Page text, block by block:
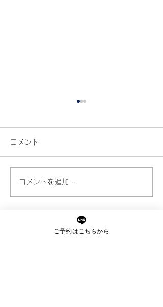
夏の終わりが髪の分かれ
コメント
コメントを追加…
ご予約はこちらから